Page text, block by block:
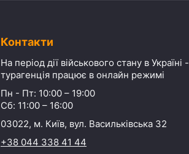
Контакти
На період дії військового стану в Україні -
турагенція працює в онлайн режимі
Пн - Пт: 10:00 – 19:00
Сб: 11:00 – 16:00
03022, м. Київ, вул. Васильківська 32
+38 044 338 41 44